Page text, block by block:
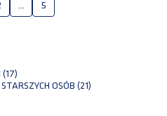
... 5
(17)
OSÓB (21)